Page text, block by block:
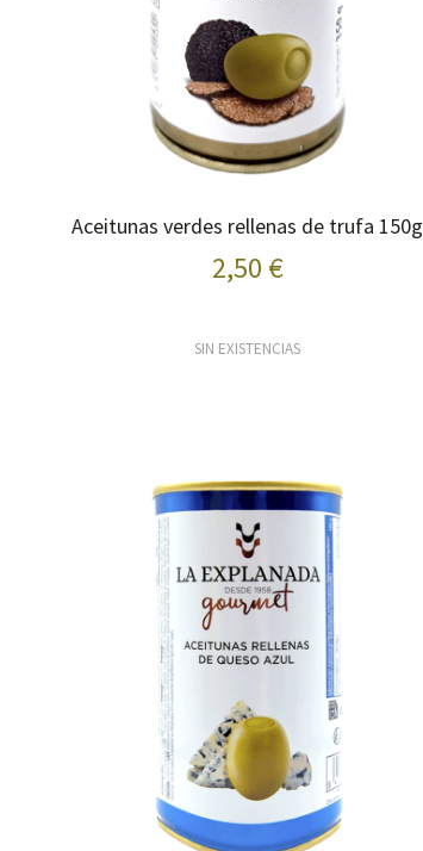
Aceitunas verdes rellenas de trufa 150g
2,50 €
SIN EXISTENCIAS